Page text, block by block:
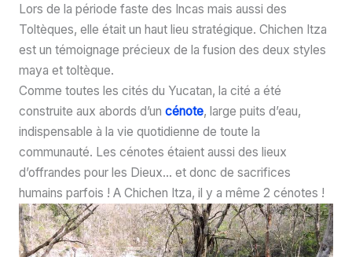
Lors de la période faste des Incas mais aussi des
Toltèques, elle était un haut lieu stratégique. Chichen Itza
est un témoignage précieux de la fusion des deux styles
maya et toltèque.
Comme toutes les cités du Yucatan, la cité a été
construite aux abords d’un cénote, large puits d’eau,
indispensable à la vie quotidienne de toute la
communauté. Les cénotes étaient aussi des lieux
d’offrandes pour les Dieux… et donc de sacrifices
humains parfois ! A Chichen Itza, il y a même 2 cénotes !